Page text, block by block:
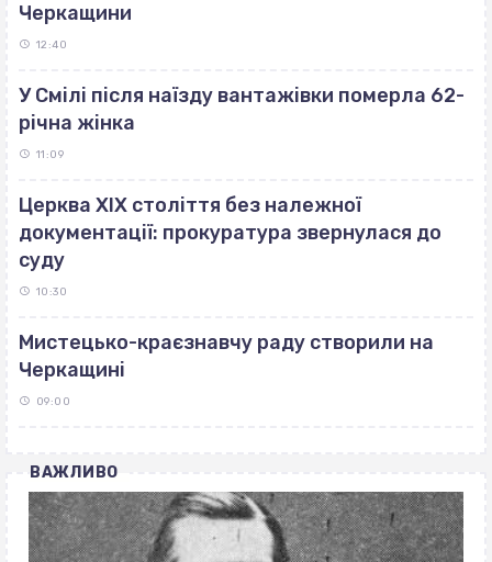
Черкащини
12:40
У Смілі після наїзду вантажівки померла 62-
річна жінка
11:09
Церква ХІХ століття без належної
документації: прокуратура звернулася до
суду
10:30
Мистецько-краєзнавчу раду створили на
Черкащині
09:00
ВАЖЛИВО